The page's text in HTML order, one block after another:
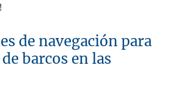
de navegación para
barcos en las